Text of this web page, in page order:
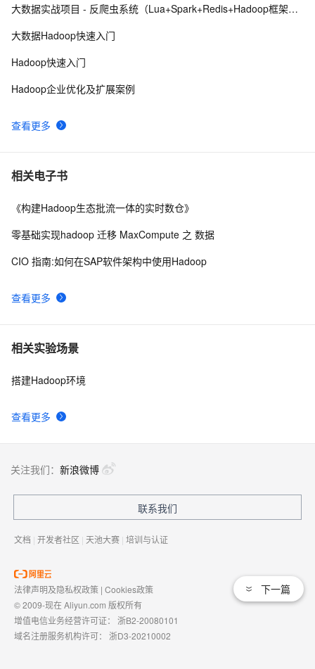
核心概念+编程模型+combiner&partitioner+词频统计案例
10深入理解Java GSS（含kerberos认证及在hadoop、flink
查看更多
大数据实战项目 - 反爬虫系统（Lua+Spark+Redis+Hadoop框架搭建）第七阶段
大数据Hadoop快速入门
Hadoop快速入门
Hadoop企业优化及扩展案例
相关电子书
查看更多
《构建Hadoop生态批流一体的实时数仓》
零基础实现hadoop 迁移 MaxCompute 之 数据
CIO 指南:如何在SAP软件架构中使用Hadoop
相关实验场景
查看更多
搭建Hadoop环境
下一篇
关注我们： 新浪微博
联系我们
文档 | 开发者社区 | 天池大赛 | 培训与认证
法律声明及隐私权政策 | Cookies政策
© 2009-现在 Aliyun.com 版权所有
增值电信业务经营许可证： 浙B2-20080101
域名注册服务机构许可： 浙D3-20210002